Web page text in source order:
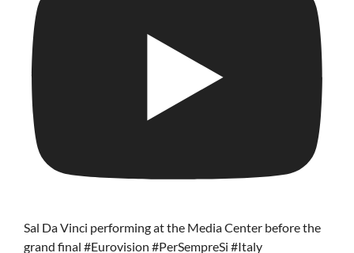
Sal Da Vinci performing at the Media Center before the
grand final #Eurovision #PerSempreSi #Italy